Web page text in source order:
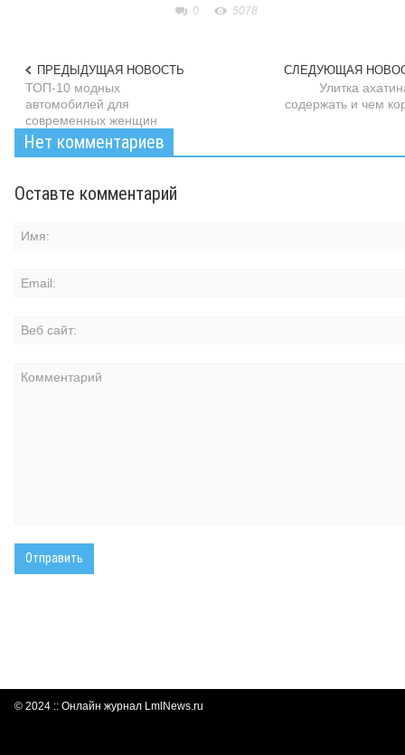
0
5078
ПРЕДЫДУЩАЯ НОВОСТЬ
ТОП-10 модных
автомобилей для
современных женщин
СЛЕДУЮЩАЯ
Улитка
содержать и чем
Нет комментариев
Оставте комментарий
© 2024 :: Онлайн журнал LmlNews.ru